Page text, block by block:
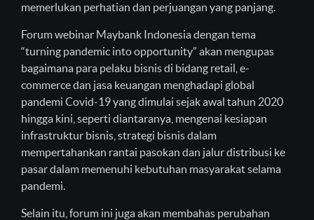
memerlukan perhatian dan perjuangan yang panjang.
Forum webinar Maybank Indonesia dengan tema
“turning pandemic into opportunity” akan mengupas
bagaimana para pelaku bisnis di bidang retail, e-
commerce dan jasa keuangan menghadapi global
pandemi Covid-19 yang dimulai sejak awal tahun 2020
hingga kini, seperti diantaranya, mengenai kesiapan
infrastruktur bisnis, strategi bisnis dalam
mempertahankan rantai pasokan dan jalur distribusi ke
pasar dalam memenuhi kebutuhan masyarakat selama
pandemi.
Selain itu, forum ini juga akan membahas perubahan